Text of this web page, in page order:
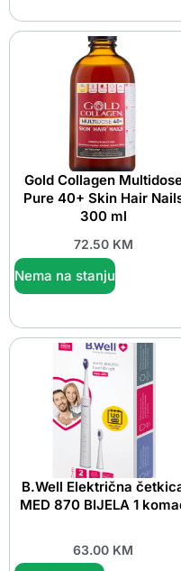
Gold Collagen
Pure 40+ Skin Hair
300 ml
72.50 KM
Nema na stanju
B.Well Električna
MED 870 BIJELA 1
63.00 KM